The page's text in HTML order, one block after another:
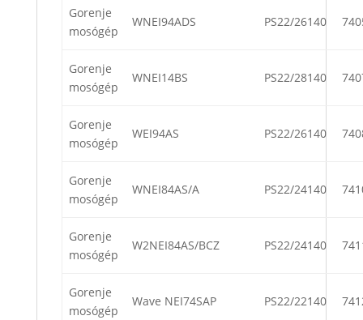
Gorenje
mosógép
WNEI94ADS PS22/26140
Gorenje
mosógép
WNEI14BS PS22/28140
Gorenje
mosógép
WEI94AS PS22/26140
Gorenje
mosógép
WNEI84AS/A PS22/24140
Gorenje
mosógép
W2NEI84AS/BCZ PS22/24140
Gorenje
mosógép
Wave NEI74SAP PS22/22140